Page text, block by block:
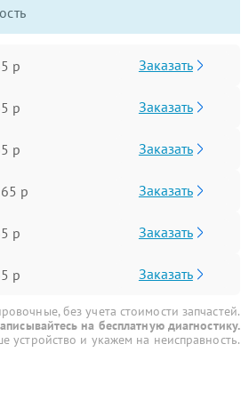
р Заказать
р Заказать
р Заказать
р Заказать
р Заказать
р Заказать
без учета стоимости запчастей.
на бесплатную диагностику.
устройство и укажем на неисправность.